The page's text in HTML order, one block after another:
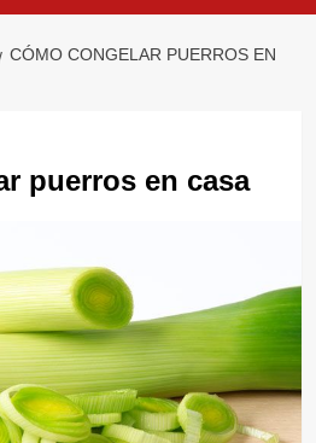
CÓMO CONGELAR PUERROS EN
puerros en casa